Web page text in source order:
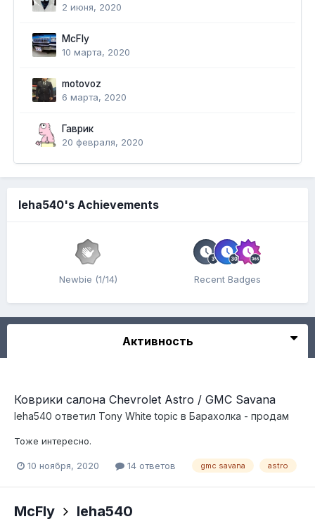
2 июня, 2020
McFly
10 марта, 2020
motovoz
6 марта, 2020
Гаврик
20 февраля, 2020
leha540's Achievements
Newbie (1/14) Recent Badges
Активность
Коврики салона Chevrolet Astro / GMC Savana
leha540 ответил Tony White topic в Барахолка - продам
Тоже интересно.
10 ноября, 2020 14 ответов gmc savana astro
McFly leha540